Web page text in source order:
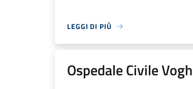
LEGGI DI PIÙ
Ospedale Civile